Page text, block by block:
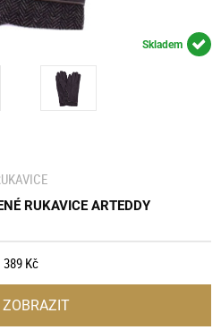
Skladem
RUKAVICE ARTEDDY
389 Kč
ZOBRAZIT